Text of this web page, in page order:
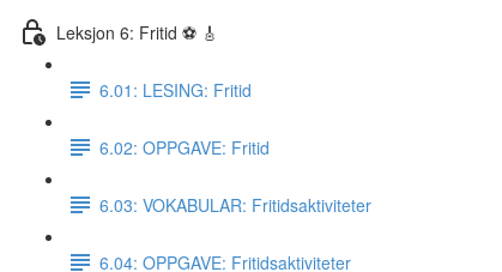
Leksjon 6: Fritid ⚽️ 🎸
6.01: LESING: Fritid
6.02: OPPGAVE: Fritid
6.03: VOKABULAR: Fritidsaktiviteter
6.04: OPPGAVE: Fritidsaktiviteter